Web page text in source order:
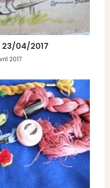
04/2017
2017